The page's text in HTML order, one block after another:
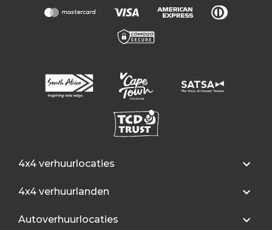
4x4 verhuurlocaties
4x4 verhuurlanden
Autoverhuurlocaties